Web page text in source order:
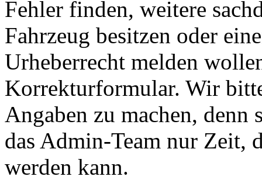
Fehler finden, weitere
Fahrzeug besitzen oder
Urheberrecht melden
Korrekturformular. Wir
Angaben zu machen,
das Admin-Team nur Zeit,
werden kann.